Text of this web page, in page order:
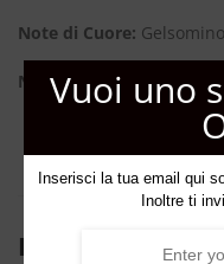
Note di Cuore:
Note di Fondo:
INFORMAZIONI
Vuoi uno
Inserisci la tua email qui
Inoltre ti